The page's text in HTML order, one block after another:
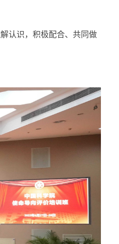
认识，积极配合、共同做